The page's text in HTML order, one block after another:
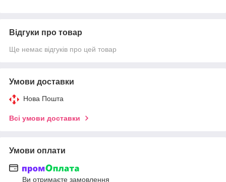
Відгуки про товар
Ще немає відгуків про цей товар
Умови доставки
Нова Пошта
Всі умови доставки
Умови оплати
Ви отримаєте замовлення